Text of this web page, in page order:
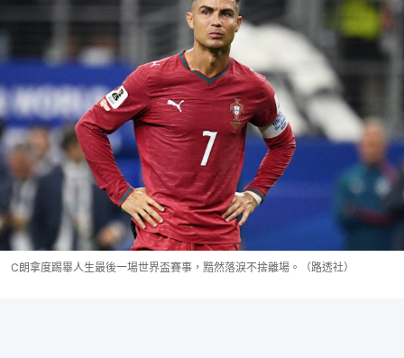
C朗拿度踢畢人生最後一場世界盃賽事，黯然落淚不捨離場。（路透社）